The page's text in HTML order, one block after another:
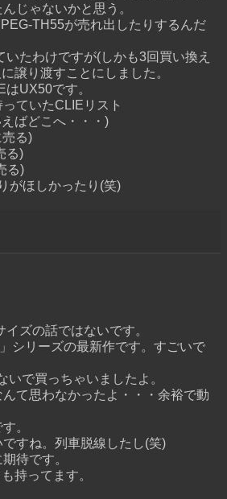
じゃないかと思う。
TH55が売れ出したりするんだ
たわけですが(しかも3回買い換え
譲り渡すことにしました。
UX50です。
ていたCLIEリスト
ばどこへ・・・)
売る)
る)
る)
がほしかったり(笑)
ズの話ではないです。
シリーズの最新作です。すごいで
いで買っちゃいましたよ。
て思わなかったよ・・・余裕で動
。
すね。列車脱線したし(笑)
待です。
持ってます。